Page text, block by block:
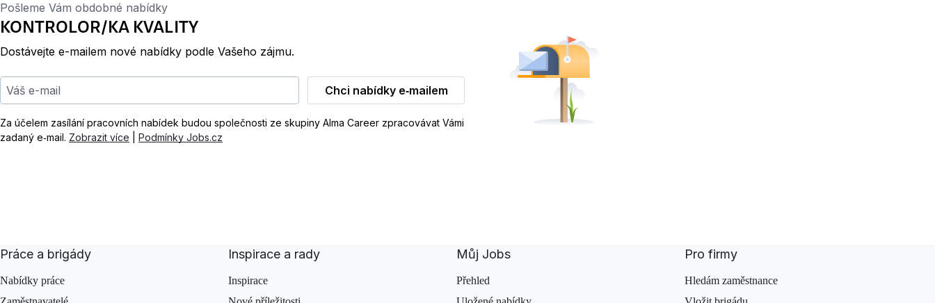
Pošleme Vám obdobné nabídky
KONTROLOR/KA KVALITY
Dostávejte e-mailem nové nabídky podle Vašeho zájmu.
Váš e-mail
Chci nabídky e‑mailem
Za účelem zasílání pracovních nabídek budou společnosti ze skupiny Alma Career zpracovávat Vámi
zadaný e‑mail. Zobrazit více Podmínky Jobs.cz
Práce a brigády
Nabídky práce
Inspirace a rady
Inspirace
Můj Jobs
Přehled
Pro firmy
Hledám zaměstnance